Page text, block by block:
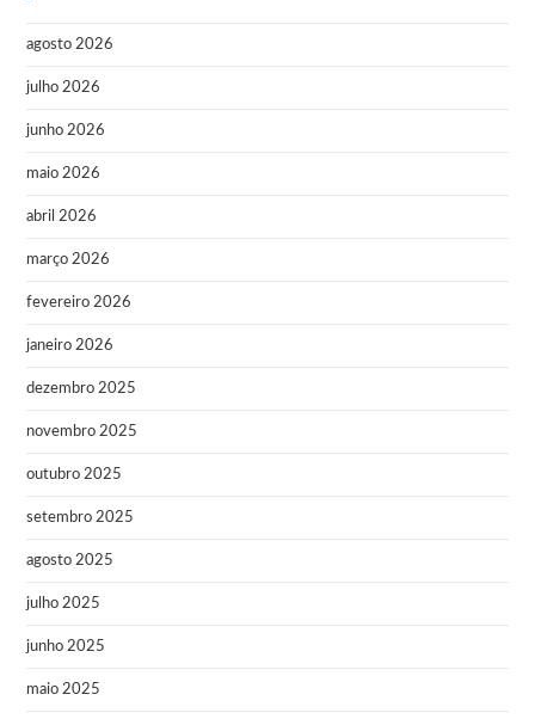
agosto 2026
julho 2026
junho 2026
maio 2026
abril 2026
março 2026
fevereiro 2026
janeiro 2026
dezembro 2025
novembro 2025
outubro 2025
setembro 2025
agosto 2025
julho 2025
junho 2025
maio 2025